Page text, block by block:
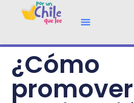
¿Cómo